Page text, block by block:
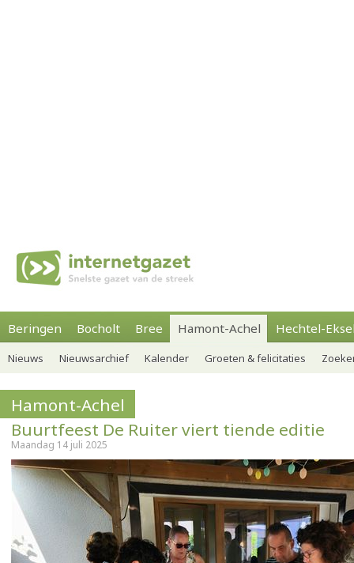
Beringen Bocholt Bree Hamont-Achel Hechtel-
Nieuws Nieuwsarchief Kalender Groeten & felicitaties
Hamont-Achel
Buurtfeest De Ruiter viert tiende editie
Maandag 14 juli 2025